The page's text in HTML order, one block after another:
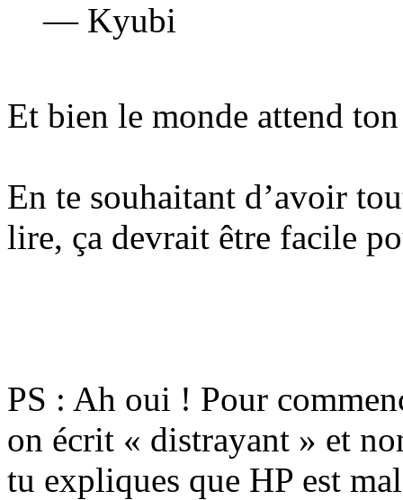
— Kyubi
Et bien le monde attend
En te souhaitant d’avoir
lire, ça devrait être facile
PS : Ah oui ! Pour
on écrit « distrayant » et
tu expliques que HP est